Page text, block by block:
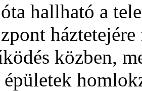
hallható a
közben,